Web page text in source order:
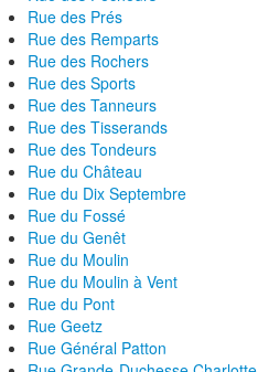
Rue des Prés
Rue des Remparts
Rue des Rochers
Rue des Sports
Rue des Tanneurs
Rue des Tisserands
Rue des Tondeurs
Rue du Château
Rue du Dix Septembre
Rue du Fossé
Rue du Genêt
Rue du Moulin
Rue du Moulin à Vent
Rue du Pont
Rue Geetz
Rue Général Patton